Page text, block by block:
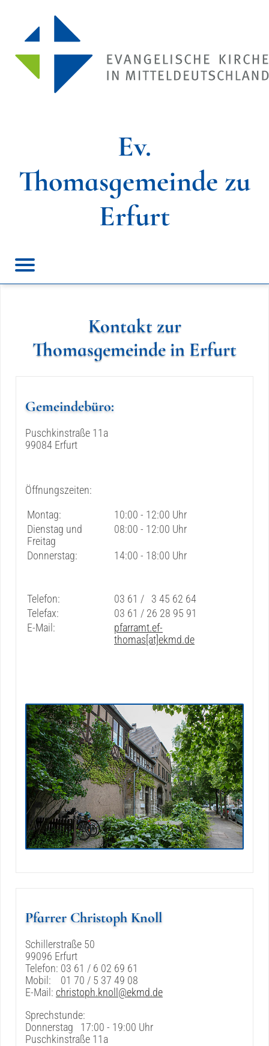
Ev.
Thomasgemeinde zu
Erfurt
Kontakt zur
Thomasgemeinde in Erfurt
Gemeindebüro:
Puschkinstraße 11a
99084 Erfurt
Öffnungszeiten:
Montag:
10:00 - 12:00 Uhr
Dienstag und
Freitag
08:00 - 12:00 Uhr
Donnerstag: 14:00 - 18:00 Uhr
Telefon:
03 61 / 3 45 62 64
Telefax:
03 61 / 26 28 95 91
E-Mail:
pfarramt.ef-
thomas[at]ekmd.de
Pfarrer Christoph Knoll
Schillerstraße 50
99096 Erfurt
Telefon: 03 61 / 6 02 69 61
Mobil: 01 70 / 5 37 49 08
E-Mail: christoph.knoll@ekmd.de
Sprechstunde:
Donnerstag 17:00 - 19:00 Uhr
Puschkinstraße 11a